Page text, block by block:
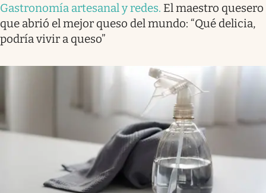
Gastronomía artesanal y redes. El maestro quesero
que abrió el mejor queso del mundo: “Qué delicia,
podría vivir a queso”